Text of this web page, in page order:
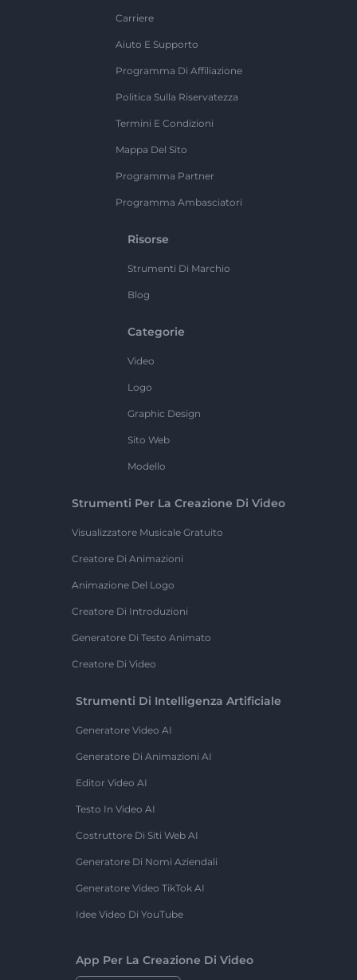
Carriere
Aiuto E Supporto
Programma Di Affiliazione
Politica Sulla Riservatezza
Termini E Condizioni
Mappa Del Sito
Programma Partner
Programma Ambasciatori
Risorse
Strumenti Di Marchio
Blog
Categorie
Video
Logo
Graphic Design
Sito Web
Modello
Strumenti Per La Creazione Di Video
Visualizzatore Musicale Gratuito
Creatore Di Animazioni
Animazione Del Logo
Creatore Di Introduzioni
Generatore Di Testo Animato
Creatore Di Video
Strumenti Di Intelligenza Artificiale
Generatore Video AI
Generatore Di Animazioni AI
Editor Video AI
Testo In Video AI
Costruttore Di Siti Web AI
Generatore Di Nomi Aziendali
Generatore Video TikTok AI
Idee Video Di YouTube
App Per La Creazione Di Video